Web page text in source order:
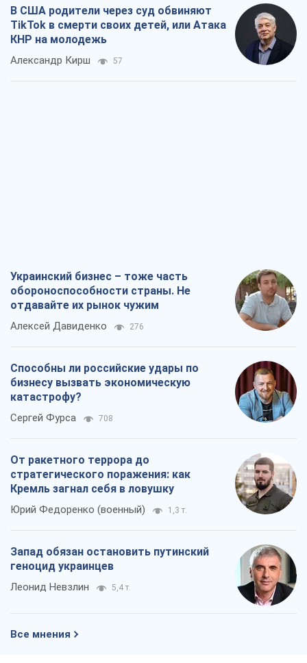
В США родители через суд обвиняют
TikTok в смерти своих детей, или Атака
КНР на молодежь
Александр Кирш 57
Украинский бизнес – тоже часть
обороноспособности страны. Не
отдавайте их рынок чужим
Алексей Давиденко 276
Способны ли российские удары по
бизнесу вызвать экономическую
катастрофу?
Сергей Фурса 708
От ракетного террора до
стратегического поражения: как
Кремль загнал себя в ловушку
Юрий Федоренко (военный) 1,3 т.
Запад обязан остановить путинский
геноцид украинцев
Леонид Невзлин 5,4 т.
Все мнения